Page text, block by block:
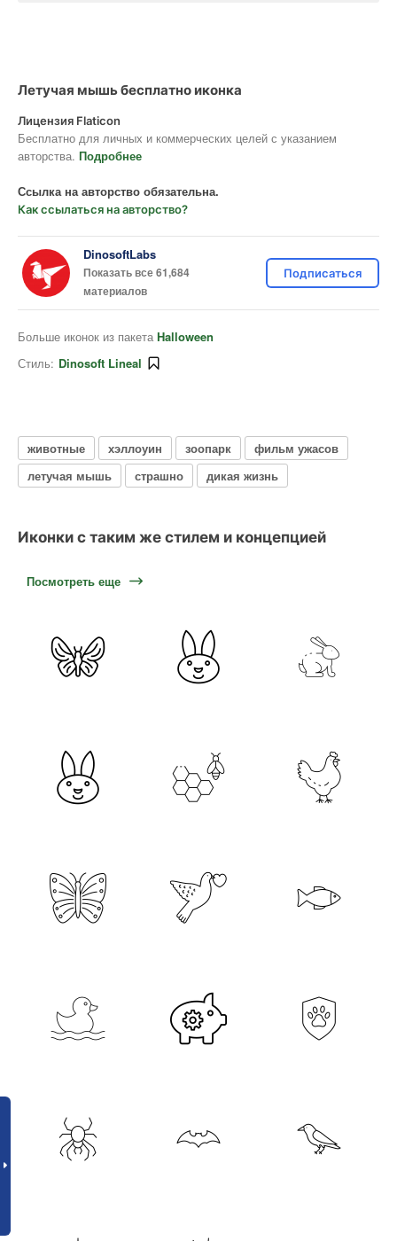
Летучая мышь бесплатно иконка
Лицензия Flaticon
Бесплатно для личных и коммерческих целей с указанием
авторства. Подробнее
Ссылка на авторство обязательна.
Как ссылаться на авторство?
DinosoftLabs
Показать все 61,684
материалов
Подписаться
Больше иконок из пакета Halloween
Стиль: Dinosoft Lineal
животные хэллоуин зоопарк
фильм ужасов
летучая мышь
страшно дикая жизнь
Иконки с таким же стилем и концепцией
Посмотреть еще